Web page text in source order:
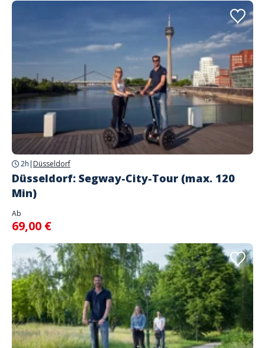
2h | Düsseldorf
Düsseldorf: Segway-City-Tour (max. 120
Min)
Ab
69,00 €